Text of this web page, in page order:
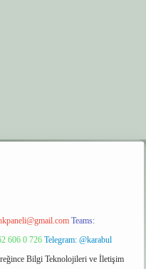
Teams:
606 0 726 Telegram: @karabul
Bilgi Teknolojileri ve İletişim